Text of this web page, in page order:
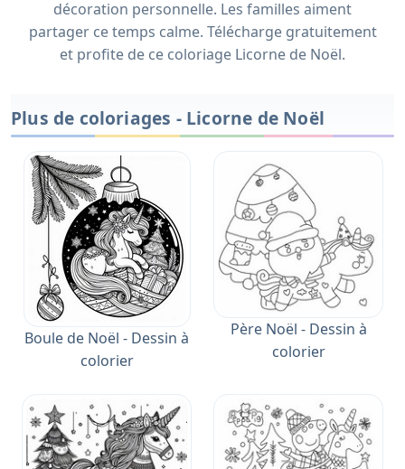
décoration personnelle. Les familles aiment
partager ce temps calme. Télécharge gratuitement
et profite de ce coloriage Licorne de Noël.
Plus de coloriages - Licorne de Noël
Boule de Noël - Dessin à
colorier
Père Noël - Dessin à
colorier